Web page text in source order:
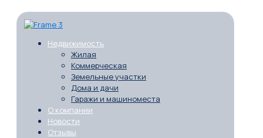
Недвижимость
Жилая
Коммерческая
Земельные участки
Дома и дачи
Гаражи и машиноместа
О компании
Новости
Отзывы